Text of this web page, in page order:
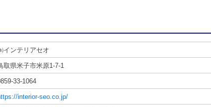
インテリアセオ
取県米子市米原1-7-1
33-1064
interior-seo.co.jp/